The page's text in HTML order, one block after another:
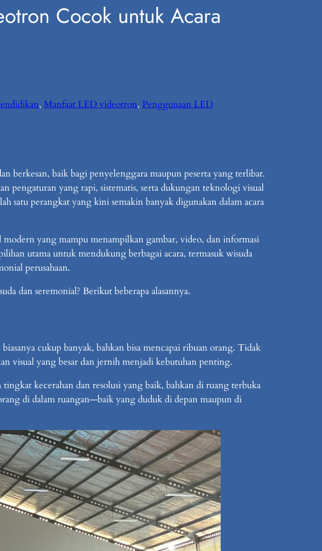
Cocok untuk Acara
, Manfaat LED videotron, Penggunaan LED
berkesan, baik bagi penyelenggara maupun peserta yang terlibat.
pengaturan yang rapi, sistematis, serta dukungan teknologi visual
satu perangkat yang kini semakin banyak digunakan dalam acara
yang mampu menampilkan gambar, video, dan informasi
utama untuk mendukung berbagai acara, termasuk wisuda
perusahaan.
dan seremonial? Berikut beberapa alasannya.
cukup banyak, bahkan bisa mencapai ribuan orang. Tidak
visual yang besar dan jernih menjadi kebutuhan penting.
kecerahan dan resolusi yang baik, bahkan di ruang terbuka
di dalam ruangan—baik yang duduk di depan maupun di